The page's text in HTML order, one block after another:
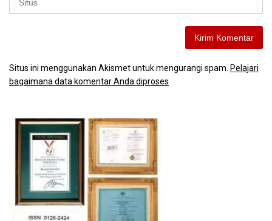
Situs ini menggunakan Akismet untuk mengurangi spam. Pelajari
bagaimana data komentar Anda diproses